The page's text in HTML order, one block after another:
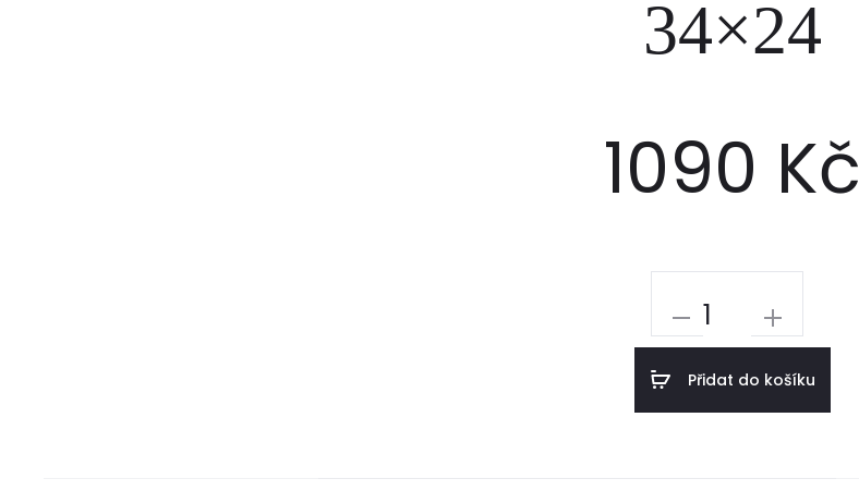
34×24
1090 Kč
34x24
množství
Přidat do košíku